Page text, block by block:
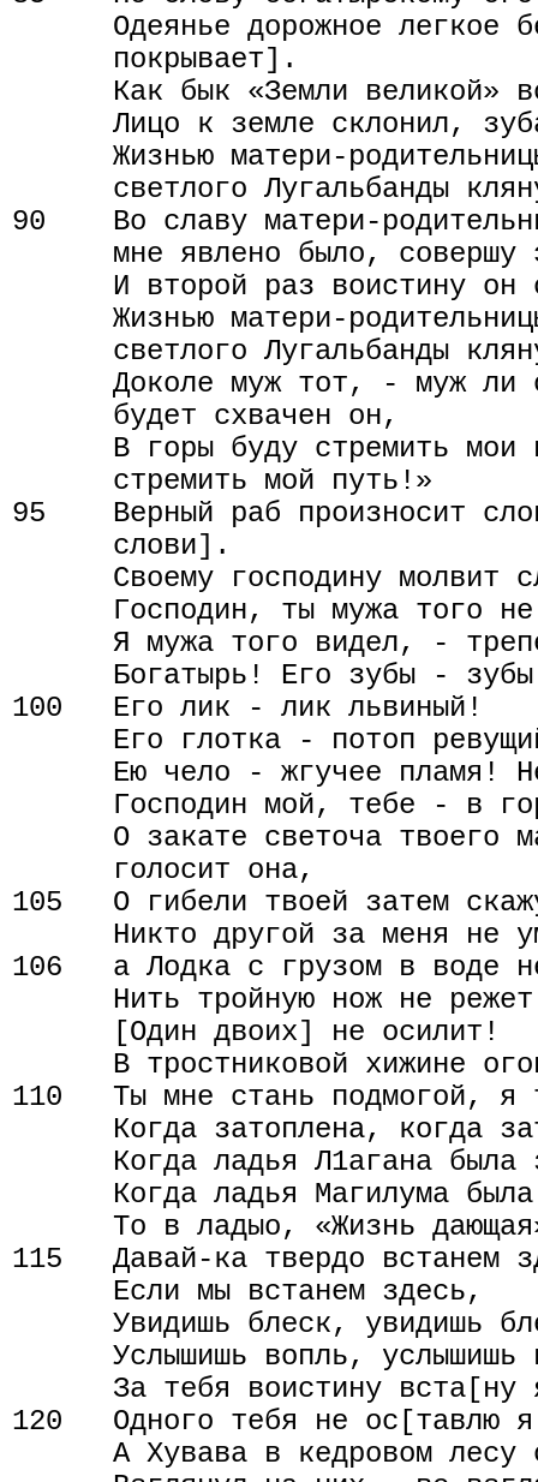
Одеянье дорожное легкое
      покрывает].
Как бык «Земли великой»
Лицо к земле склонил,
Жизнью матери-
светлого Лугальбанды
90    Во славу матери-
мне явлено было, совершу
И второй раз воистину он
Жизнью матери-
светлого Лугальбанды
Доколе муж тот, - муж ли
      будет схвачен он,
В горы буду стремить мои
      стремить мой путь!»
95    Верный раб произносит
      слови].
Своему господину молвит
Господин, ты мужа того
Я мужа того видел, -
Богатырь! Его зубы -
100   Его лик - лик львиный!
Его глотка - потоп
Ею чело - жгучее пламя!
Господин мой, тебе - в
О закате светоча твоего
      голосит она,
105   О гибели твоей затем
Никто другой за меня не
106   а Лодка с грузом в воде
Нить тройную нож не
      [Один двоих] не осилит!
В тростниковой хижине
110   Ты мне стань подмогой, я
Когда затоплена, когда
Когда ладья Л1агана была
Когда ладья Магилума
То в ладыо, «Жизнь
115   Давай-ка твердо встанем
      Если мы встанем здесь,
Увидишь блеск, увидишь
Услышишь вопль, услышишь
За тебя воистину вста[ну
120   Одного тебя не
А Хувава в кедровом лесу